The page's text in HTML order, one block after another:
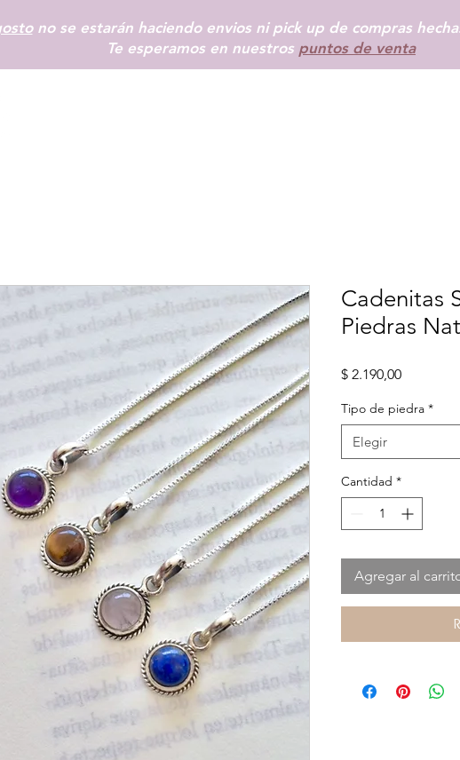
no se estarán haciendo envios ni pick up de compras
Te esperamos en nuestros puntos de venta
Cadenitas
Piedras
$ 2.190,00Precio
Tipo de piedra *
Elegir
Cantidad *
Agregar al